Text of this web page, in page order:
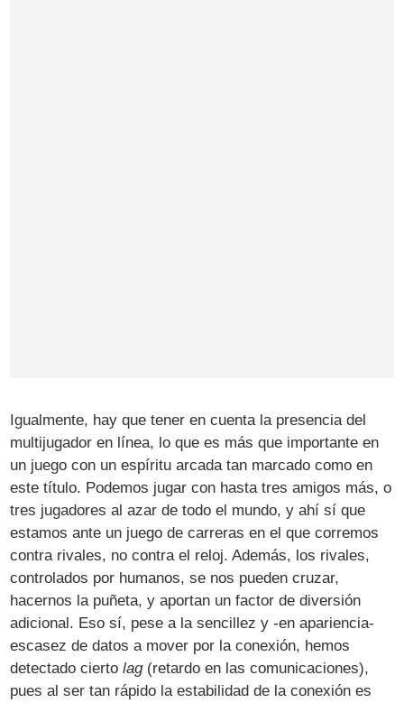
Igualmente, hay que tener en cuenta la presencia del
multijugador en línea, lo que es más que importante en
un juego con un espíritu arcada tan marcado como en
este título. Podemos jugar con hasta tres amigos más, o
tres jugadores al azar de todo el mundo, y ahí sí que
estamos ante un juego de carreras en el que corremos
contra rivales, no contra el reloj. Además, los rivales,
controlados por humanos, se nos pueden cruzar,
hacernos la puñeta, y aportan un factor de diversión
adicional. Eso sí, pese a la sencillez y -en apariencia-
escasez de datos a mover por la conexión, hemos
detectado ciertolag(retardo en las comunicaciones),
pues al ser tan rápido la estabilidad de la conexión es